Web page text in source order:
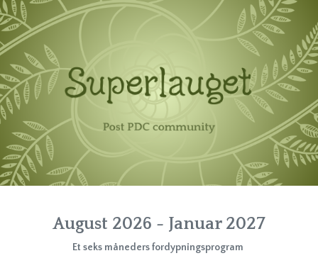
August 2026 - Januar 2027
Et seks måneders fordypningsprogram